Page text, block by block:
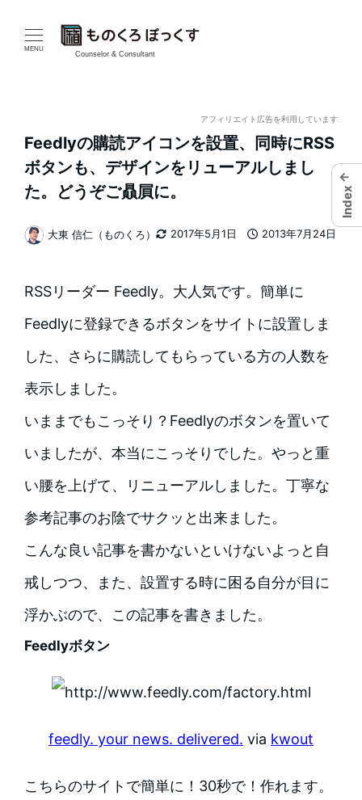
MENU
Counselor & Consultant
アフィリエイト広告を利用しています
Feedlyの購読アイコンを設置、同時にRSS
ボタンも、デザインをリューアルしまし
た。どうぞご贔屓に。
2017年5月1日
2013年7月24日
著
大東 信仁（ものくろ）
RSSリーダー Feedly。大人気です。簡単に
Feedlyに登録できるボタンをサイトに設置しま
した、さらに購読してもらっている方の人数を
表示しました。
いままでもこっそり？Feedlyのボタンを置いて
いましたが、本当にこっそりでした。やっと重
い腰を上げて、リニューアルしました。丁寧な
参考記事のお陰でサクッと出来ました。
こんな良い記事を書かないといけないよっと自
戒しつつ、また、設置する時に困る自分が目に
浮かぶので、この記事を書きました。
Feedlyボタン
feedly. your news. delivered. via kwout
こちらのサイトで簡単に！30秒で！作れます。
←
Index